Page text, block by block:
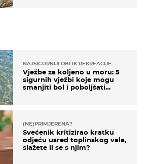
NAJSIGURNIJI OBLIK REKREACIJE
Vježbe za koljeno u moru: 5
sigurnih vježbi koje mogu
smanjiti bol i poboljšati
(NE)PRIMJERENA?
Svećenik kritizirao kratku
odjeću usred toplinskog vala,
slažete li se s njim?